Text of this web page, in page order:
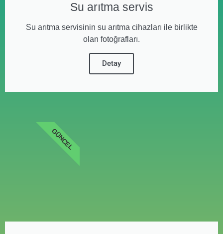
Su arıtma servis
Su arıtma servisinin su arıtma cihazları ile birlikte
olan fotoğrafları.
Detay
GÜNCEL